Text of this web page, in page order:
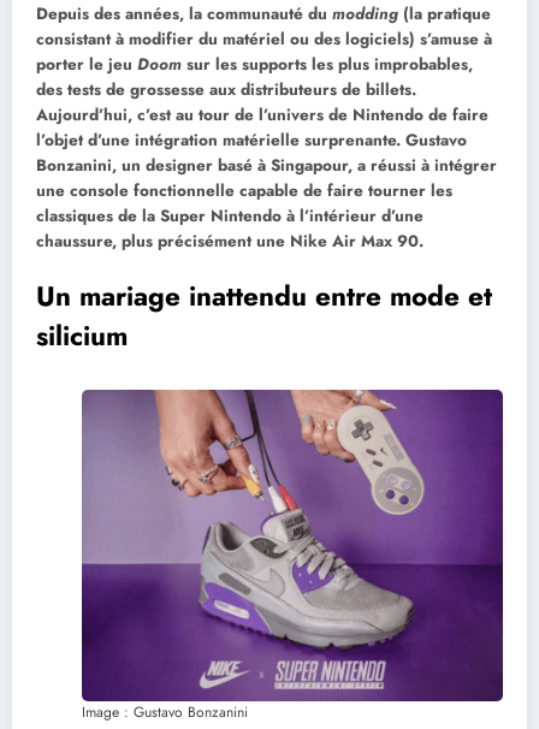
Depuis des années, la communauté du modding (la pratique
consistant à modifier du matériel ou des logiciels) s’amuse à
porter le jeu Doom sur les supports les plus improbables,
des tests de grossesse aux distributeurs de billets.
Aujourd’hui, c’est au tour de l’univers de Nintendo de faire
l’objet d’une intégration matérielle surprenante. Gustavo
Bonzanini, un designer basé à Singapour, a réussi à intégrer
une console fonctionnelle capable de faire tourner les
classiques de la Super Nintendo à l’intérieur d’une
chaussure, plus précisément une Nike Air Max 90.
Un mariage inattendu entre mode et
silicium
Image : Gustavo Bonzanini